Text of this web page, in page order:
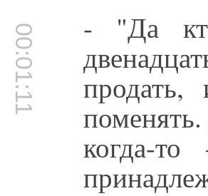
00:01:11 - "Да
когда-